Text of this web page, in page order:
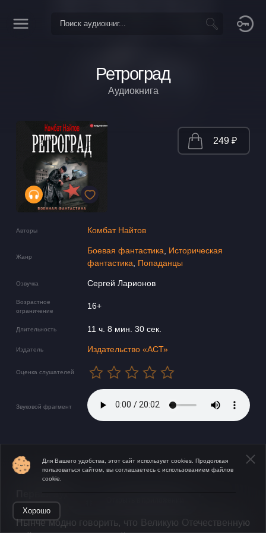
Ретроград
Аудиокнига
Авторы Комбат Найтов
Жанр
Боевая фантастика
Историческая
фантастика
Попаданцы
Озвучка Сергей Ларионов
Возрастное
ограничение
16+
Длительность 11 ч. 8 мин. 30 сек.
Издатель Издательство «АСТ»
Оценка слушателей
Звуковой фрагмент
249 ₽
​Нынче модно говорить, что Великую Отечественную
Для Вашего удобства, этот сайт использует cookies. Продолжая
пользоваться сайтом, вы соглашаетесь с использованием файлов
cookie.
Хорошо